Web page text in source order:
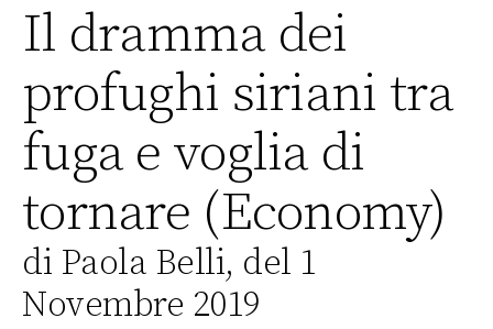
Il dramma dei
profughi siriani tra
fuga e voglia di
tornare (Economy)
di Paola Belli, del 1
Novembre 2019